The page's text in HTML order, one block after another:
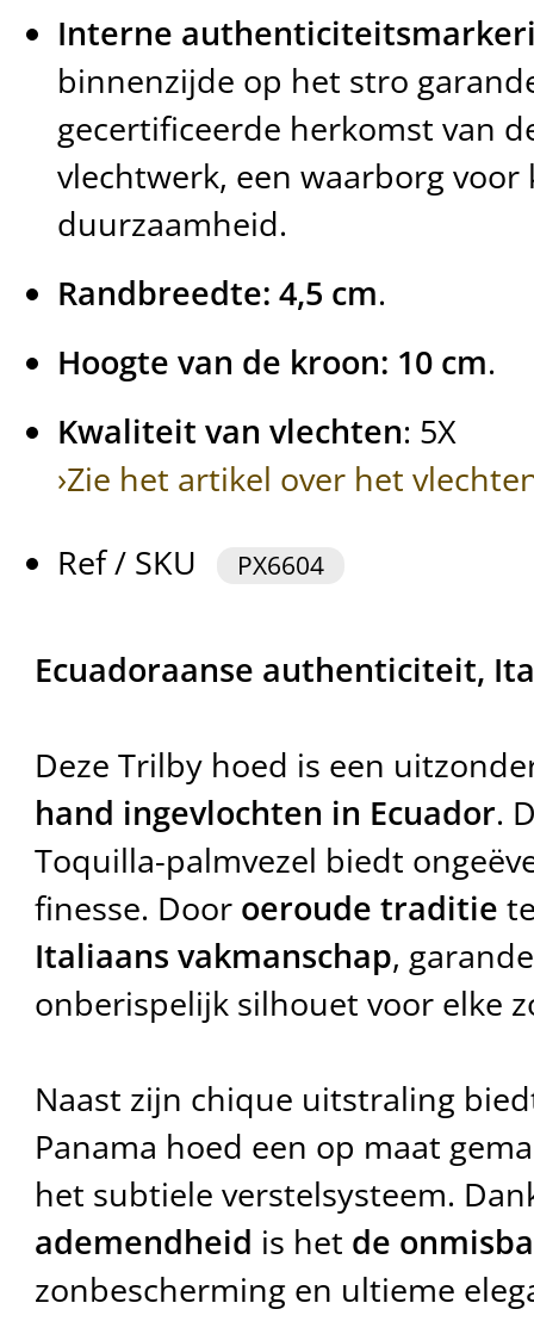
Interne
binnenzijde op het stro
gecertificeerde herkomst van
vlechtwerk, een waarborg
duurzaamheid.
Randbreedte: 4,5 cm.
Hoogte van de kroon: 10 cm.
Kwaliteit van vlechten: 5X
›Zie het artikel over het
Ref / SKU
PX6604
Ecuadoraanse authenticiteit,
Deze Trilby hoed is een
hand ingevlochten in Ecuador.
Toquilla-palmvezel biedt
finesse. Door oeroude traditie
Italiaans vakmanschap,
onberispelijk silhouet voor elke
Naast zijn chique uitstraling
Panama hoed een op maat
het subtiele verstelsysteem.
ademendheid is het de
zonbescherming en ultieme